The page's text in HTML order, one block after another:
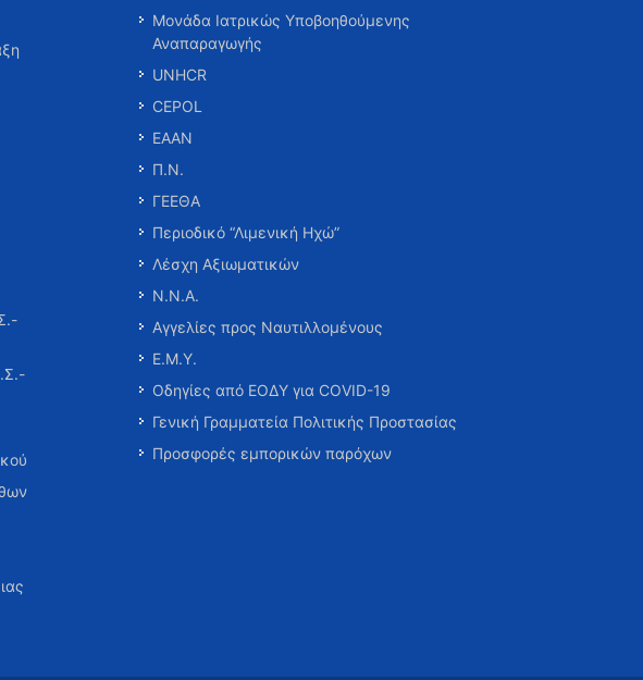
Μονάδα Ιατρικώς Υποβοηθούμενης
Αναπαραγωγής
UNHCR
CEPOL
ΕΑΑΝ
Π.Ν.
ΓΕΕΘΑ
Περιοδικό “Λιμενική Ηχώ”
Λέσχη Αξιωματικών
Ν.Ν.Α.
Αγγελίες προς Ναυτιλλομένους
Ε.Μ.Υ.
Οδηγίες από ΕΟΔΥ για COVID-19
Γενική Γραμματεία Πολιτικής Προστασίας
Προσφορές εμπορικών παρόχων